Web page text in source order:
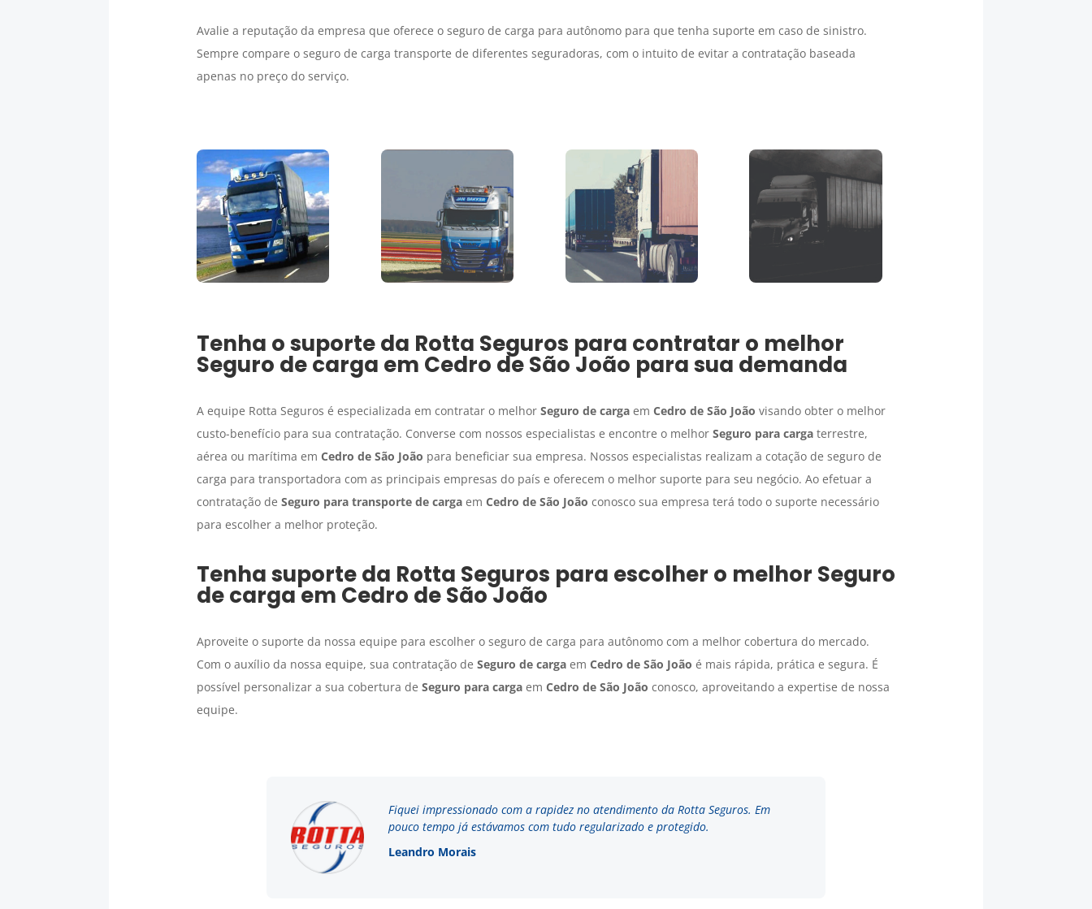
Avalie a reputação da empresa que oferece o seguro de carga para autônomo para que tenha suporte em caso de sinistro.
Sempre compare o seguro de carga transporte de diferentes seguradoras, com o intuito de evitar a contratação baseada
apenas no preço do serviço.
Tenha o suporte da Rotta Seguros para contratar o melhor
Seguro de carga em Cedro de São João para sua demanda
A equipe Rotta Seguros é especializada em contratar o melhor Seguro de cargaem Cedro de São João visando obter o melhor
custo-benefício para sua contratação. Converse com nossos especialistas e encontre o melhor Seguro para cargaterrestre,
aérea ou marítima em Cedro de São João para beneficiar sua empresa. Nossos especialistas realizam a cotação de seguro de
carga para transportadora com as principais empresas do país e oferecem o melhor suporte para seu negócio. Ao efetuar a
contratação de Seguro para transporte de cargaem Cedro de São João conosco sua empresa terá todo o suporte necessário
para escolher a melhor proteção.
Tenha suporte da Rotta Seguros para escolher o melhor Seguro
de cargaem Cedro de São João
Aproveite o suporte da nossa equipe para escolher o seguro de carga para autônomo com a melhor cobertura do mercado.
Com o auxílio da nossa equipe, sua contratação de Seguro de cargaem Cedro de São João é mais rápida, prática e segura. É
possível personalizar a sua cobertura de Seguro para cargaem Cedro de São João conosco, aproveitando a expertise de nossa
equipe.
Fiquei impressionado com a rapidez no atendimento da Rotta Seguros. Em
pouco tempo já estávamos com tudo regularizado e protegido.
Leandro Morais